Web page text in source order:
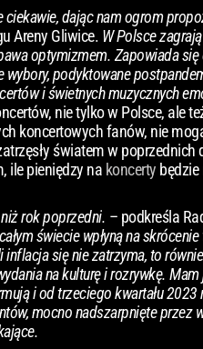
dając nam ogrom
Areny Gliwice. W Polsce
optymizmem. Zapowiada
wybory, podyktowane
i świetnych muzycznych
nie tylko w Polsce, ale
koncertowych fanów, nie
światem w
ile pieniędzy na koncerty
rok poprzedni. – podkreśla
świecie wpłyną na
się nie zatrzyma, to
na kulturę i rozrywkę.
i od trzeciego kwartału 2023
mocno nadszarpnięte przez